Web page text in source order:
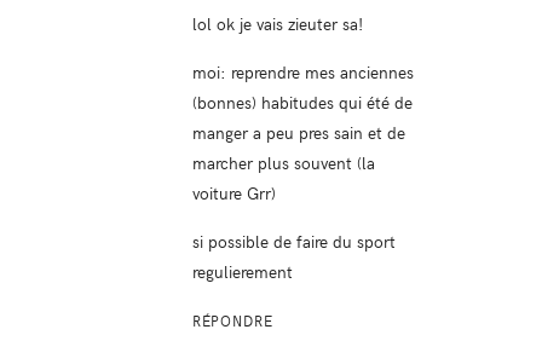
lol ok je vais zieuter sa!
moi: reprendre mes anciennes
(bonnes) habitudes qui été de
manger a peu pres sain et de
marcher plus souvent (la
voiture Grr)
si possible de faire du sport
regulierement
RÉPONDRE